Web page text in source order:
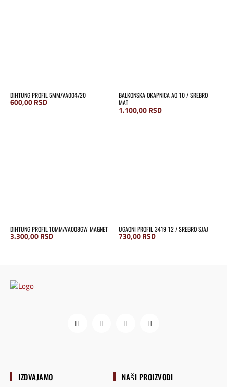
DIHTUNG PROFIL 5MM/VA004/20
600,00RSD
BALKONSKA OKAPNICA AO-10 / SREBRO
MAT
1.100,00RSD
DIHTUNG PROFIL 10MM/VA008GW-MAGNET
3.300,00RSD
UGAONI PROFIL 3419-12 / SREBRO SJAJ
730,00RSD
IZDVAJAMO NAŠI PROIZVODI